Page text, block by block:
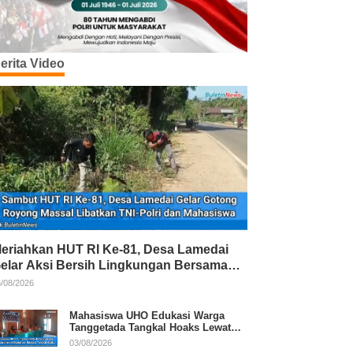
Video
HUT RI Ke-81, Desa Lamedai
Aksi Bersih Lingkungan Bersama
Polri
08/2026
Mahasiswa UHO Edukasi Warga
Tanggetada Tangkal Hoaks Lewat
Program Literasi
03/08/2026